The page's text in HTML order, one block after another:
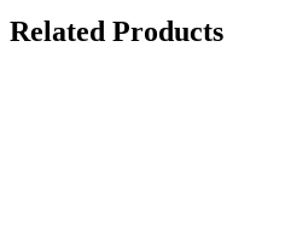
Related Products